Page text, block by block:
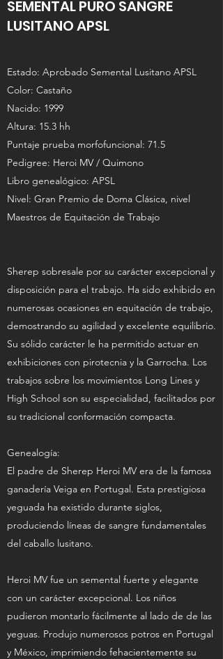
SEMENTAL PURO SANGRE
LUSITANO APSL
Estado: Aprobado Semental Lusitano APSL
Color: Castaño
Nacido: 1999
Altura: 15.3 hh
Puntaje prueba morfofuncional: 71.5
Pedigree: Heroi MV / Quimono
Libro genealógico: APSL
Nivel: Gran Premio de Doma Clásica, nivel
Maestros de Equitación de Trabajo
Sherep sobresale por su carácter excepcional y
disposición para el trabajo. Ha sido exhibido en
numerosas ocasiones en equitación de trabajo,
demostrando su agilidad y excelente equilibrio.
Su sólido carácter le ha permitido actuar en
exhibiciones con pirotecnia y la Garrocha. Los
trabajos sobre los movimientos Long Lines y
High School son su especialidad, facilitados por
su tradicional conformación compacta.
Genealogía:
El padre de Sherep Heroi MV era de la famosa
ganadería Veiga en Portugal. Esta prestigiosa
yeguada ha existido durante siglos,
produciendo líneas de sangre fundamentales
del caballo lusitano.
Heroi MV fue un semental fuerte y elegante
con un carácter excepcional. Los niños
pudieron montarlo fácilmente al lado de de las
yeguas. Produjo numerosos potros en Portugal
y México, imprimiendo fehacientemente su